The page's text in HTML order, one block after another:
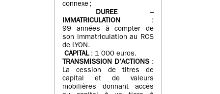
connexe ;
DUREE–
IMMATRICULATION :
99 années à compter de
son immatriculation au RCS
de LYON.
CAPITAL: 1 000 euros.
TRANSMISSION D’ACTIONS :
La cession de titres de
capital et de valeurs
mobilières donnant accès